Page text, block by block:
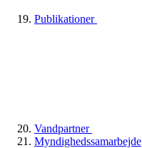
Publikationer
Vandpartner
Myndighedssamarbejde